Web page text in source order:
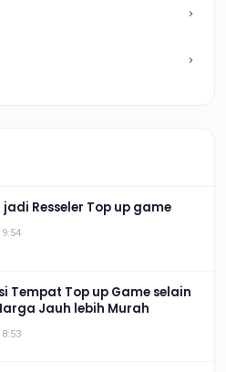
Resseler Top up game
Tempat Top up Game selain
Jauh lebih Murah